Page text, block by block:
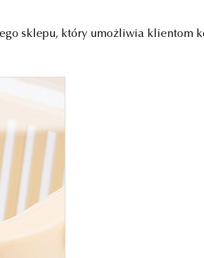
sklepu, który umożliwia klientom